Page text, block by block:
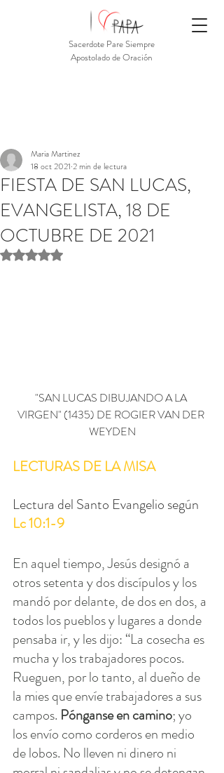
Sacerdote Pare Siempre
Apostolado de Oración
FIESTA DE SAN LUCAS,
EVANGELISTA, 18 DE
OCTUBRE DE 2021
Maria Martinez
18 oct 2021 2 min de lectura
Obtuvo NaN de 5 estrellas.
"SAN LUCAS DIBUJANDO A LA
VIRGEN" (1435) DE ROGIER VAN DER
WEYDEN
LECTURAS DE LA MISA
Lectura del Santo Evangelio según
Lc 10:1-9
En aquel tiempo, Jesús designó a
otros setenta y dos discípulos y los
mandó por delante, de dos en dos, a
todos los pueblos y lugares a donde
pensaba ir, y les dijo: “La cosecha es
mucha y los trabajadores pocos.
Rueguen, por lo tanto, al dueño de
la mies que envíe trabajadores a sus
campos. Pónganse en camino; yo
los envío como corderos en medio
de lobos. No lleven ni dinero ni